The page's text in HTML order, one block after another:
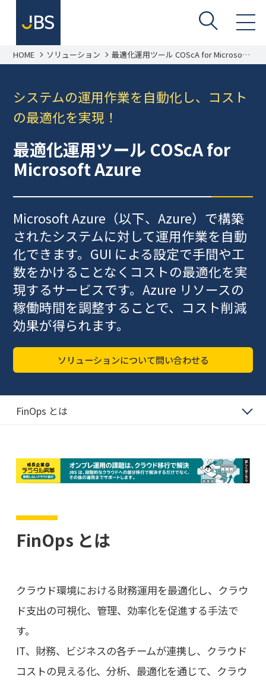
HOME ソリューション 最適化運用ツール COScA for Microsoft
Azure
システムの運用作業を自動化し、コスト
の最適化を実現！
最適化運用ツール COScA for
Microsoft Azure
Microsoft Azure（以下、Azure）で構築
されたシステムに対して運用作業を自動
化できます。GUI による設定で手間や工
数をかけることなくコストの最適化を実
現するサービスです。Azure リソースの
稼働時間を調整することで、コスト削減
効果が得られます。
ソリューションについて問い合わせる
FinOps とは
FinOps とは
クラウド環境における財務運用を最適化し、クラウ
ド支出の可視化、管理、効率化を促進する手法で
す。
IT、財務、ビジネスの各チームが連携し、クラウド
コストの見える化、分析、最適化を通じて、クラウ